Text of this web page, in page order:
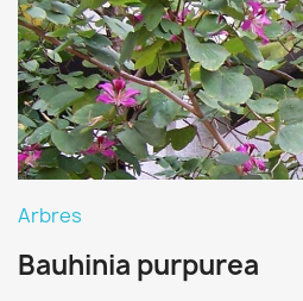
Arbres
Bauhinia purpurea